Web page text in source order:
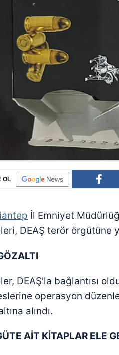
OL
İl Emniyet
DEAŞ terör örgütüne
DEAŞ'la bağlantısı
operasyon
alındı.
AİT KİTAPLAR ELE